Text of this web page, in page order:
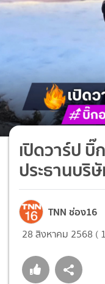
เปิดวาร์ป
ประธานบริ
TNN ช่อง16
28 สิงหาคม 2568 (